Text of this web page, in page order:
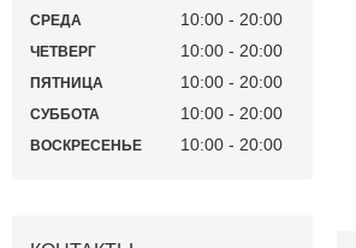
СРЕДА 10:00 20:00
ЧЕТВЕРГ 10:00 20:00
ПЯТНИЦА 10:00 20:00
СУББОТА 10:00 20:00
ВОСКРЕСЕНЬЕ 10:00 20:00